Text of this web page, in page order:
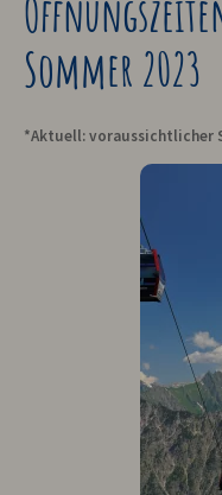
Sommer 2023
*Aktuell: voraussichtlicher